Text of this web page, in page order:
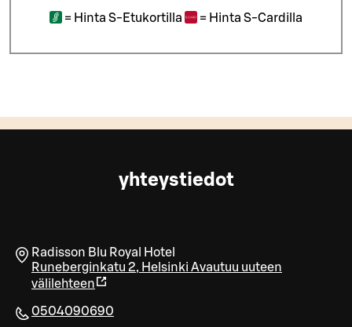
= Hinta S-Etukortilla = Hinta S-Cardilla
yhteystiedot
Radisson Blu Royal Hotel
Runeberginkatu 2, Helsinki Avautuu uuteen
välilehteen
0504090690